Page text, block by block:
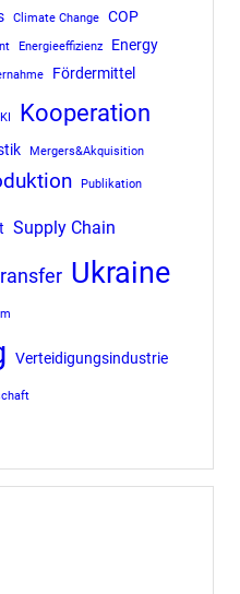
Climate Change COP
Energieeffizienz Energy
Fördermittel
KI Kooperation
Mergers&Akquisition
Publikation
Supply Chain
Ukraine
Verteidigungsindustrie